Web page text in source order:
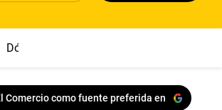
Dólar
Comercio como fuente preferida en